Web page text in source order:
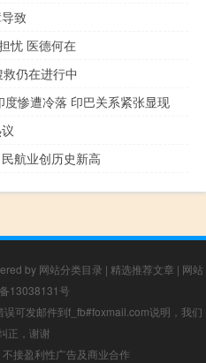
致
忧 医德何在
仍在进行中
度惨遭冷落 印巴关系紧张显现
航业创历史新高
by 网站分类目录 | 精选推荐文章 | 网站
13038131号
可发邮件到f_fb#foxmail.com说明，我们
正，谢谢
接盈利性广告及商业合作